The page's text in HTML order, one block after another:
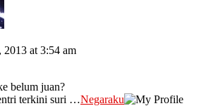
2013 at 3:54 am
belum juan?
terkini suri …Negaraku